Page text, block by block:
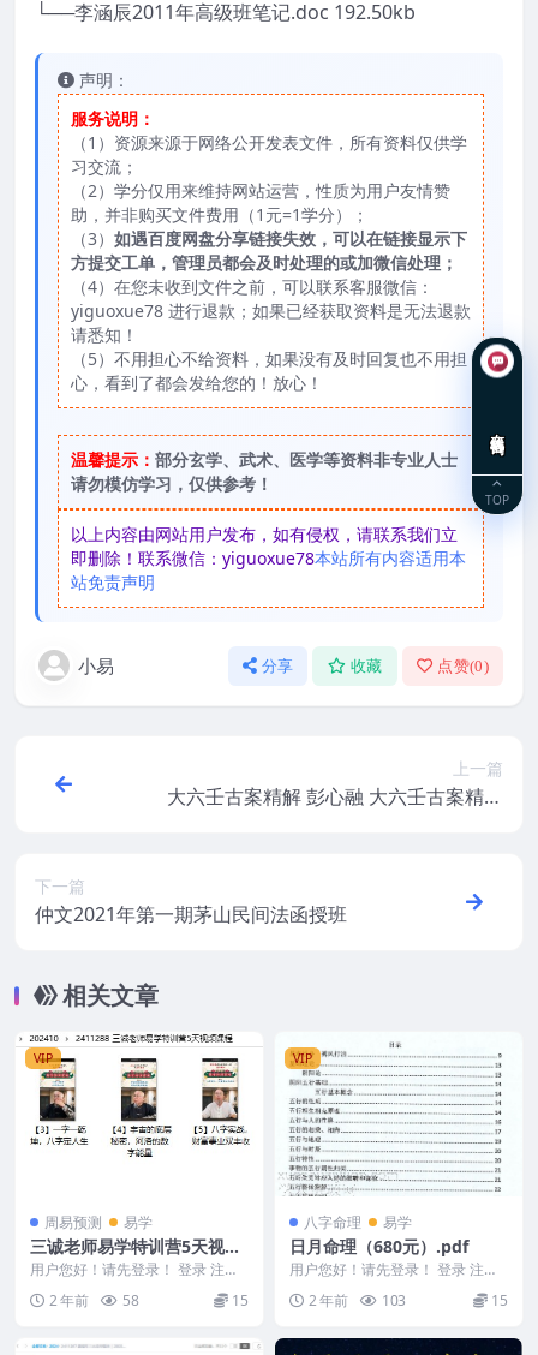
└──李涵辰2011年高级班笔记.doc 192.50kb
声明：
服务说明：
（1）资源来源于网络公开发表文件，所有资料仅供学
习交流；
（2）学分仅用来维持网站运营，性质为用户友情赞
助，并非购买文件费用（1元=1学分）；
（3） 如遇百度网盘分享链接失效，可以在链接显示下
方提交工单，管理员都会及时处理的或加微信处理；
（4）在您未收到文件之前，可以联系客服微信：
yiguoxue78 进行退款；如果已经获取资料是无法退款
请悉知！
（5）不用担心不给资料，如果没有及时回复也不用担
心，看到了都会发给您的！放心！
温馨提示： 部分玄学、武术、医学等资料非专业人士
请勿模仿学习，仅供参考！
以上内容由网站用户发布，如有侵权，请联系我们立
即删除！联系微信：yiguoxue78本站所有内容适用本
站免责声明
小易 分享 收藏 点赞(0)
上一篇
大六壬古案精解 彭心融 大六壬古案精解
下一篇
仲文2021年第一期茅山民间法函授班
相关文章
VIP
周易预测 易学
三诚老师易学特训营5天视频
课程
用户您好！请先登录！ 登录 注册
三诚老师易学特训营5天视频课程
2411288...
2 年前 58 15
VIP
八字命理 易学
日月命理（680元）.pdf
用户您好！请先登录！ 登录 注册
日月命理（680元）.pdf 2404105
-... 2 年前 103 15
TOP